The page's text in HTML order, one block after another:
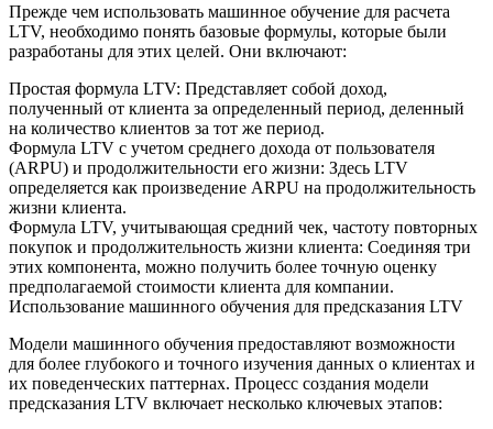
Прежде чем использовать машинное обучение для расчета
LTV, необходимо понять базовые формулы, которые были
разработаны для этих целей. Они включают:
Простая формула LTV: Представляет собой доход,
полученный от клиента за определенный период, деленный
на количество клиентов за тот же период.
Формула LTV с учетом среднего дохода от пользователя
(ARPU) и продолжительности его жизни: Здесь LTV
определяется как произведение ARPU на продолжительность
жизни клиента.
Формула LTV, учитывающая средний чек, частоту повторных
покупок и продолжительность жизни клиента: Соединяя три
этих компонента, можно получить более точную оценку
предполагаемой стоимости клиента для компании.
Использование машинного обучения для предсказания LTV
Модели машинного обучения предоставляют возможности
для более глубокого и точного изучения данных о клиентах и
их поведенческих паттернах. Процесс создания модели
предсказания LTV включает несколько ключевых этапов: